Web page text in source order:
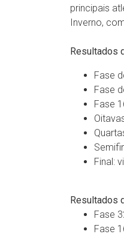
principais
Inverno,
Resultados
Fase
Fase
Fase
Final:
Resultados
Fase
Fase